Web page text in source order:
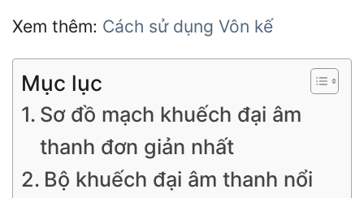
Xem thêm: Cách sử dụng Vôn kế
Mục lục
Sơ đồ mạch khuếch đại âm
thanh đơn giản nhất
Bộ khuếch đại âm thanh nổi